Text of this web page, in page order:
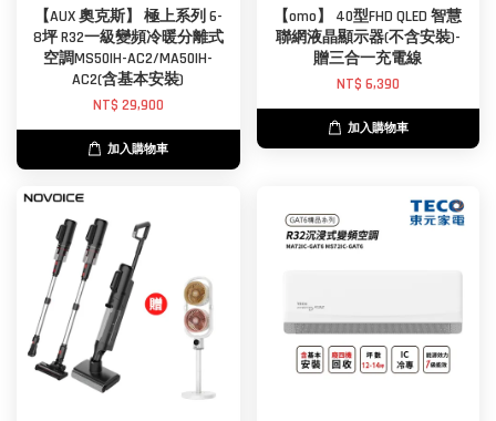
【AUX 奧克斯】 極上系列 6-
8坪 R32一級變頻冷暖分離式
空調MS50IH-AC2/MA50IH-
AC2(含基本安裝)
NT$ 29,900
加入購物車
【omo】 40型FHD QLED 智慧
聯網液晶顯示器(不含安裝)-
贈三合一充電線
NT$ 6,390
加入購物車